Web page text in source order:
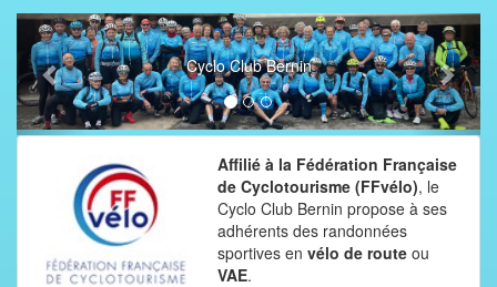
Cyclo Club Bernin
Affilié à la Fédération Française
de Cyclotourisme (FFvélo), le
Cyclo Club Bernin propose à ses
adhérents des randonnées
sportives en vélo de route ou
VAE.